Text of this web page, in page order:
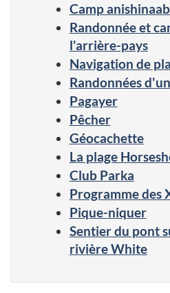
Camp
Randonnée et
l'arrière-pays
Navigation de
Randonnées
Pagayer
Pêcher
Géocachette
La plage
Club Parka
Programme des
Pique-niquer
Sentier du pont
rivière White